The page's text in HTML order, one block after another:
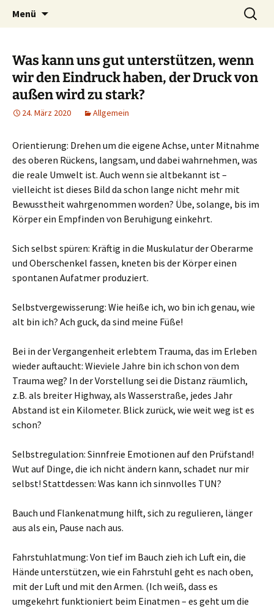
Ulrike Roderwald
Heilpraktische Psychotherapie
Menü
Suche
nach:
Was kann uns gut unterstützen, wenn
wir den Eindruck haben, der Druck von
außen wird zu stark?
24. März 2020 Allgemein
Orientierung: Drehen um die eigene Achse, unter Mitnahme
des oberen Rückens, langsam, und dabei wahrnehmen, was
die reale Umwelt ist. Auch wenn sie altbekannt ist –
vielleicht ist dieses Bild da schon lange nicht mehr mit
Bewusstheit wahrgenommen worden? Übe, solange, bis im
Körper ein Empfinden von Beruhigung einkehrt.
Sich selbst spüren: Kräftig in die Muskulatur der Oberarme
und Oberschenkel fassen, kneten bis der Körper einen
spontanen Aufatmer produziert.
Selbstvergewisserung: Wie heiße ich, wo bin ich genau, wie
alt bin ich? Ach guck, da sind meine Füße!
Bei in der Vergangenheit erlebtem Trauma, das im Erleben
wieder auftaucht: Wieviele Jahre bin ich schon von dem
Trauma weg? In der Vorstellung sei die Distanz räumlich,
z.B. als breiter Highway, als Wasserstraße, jedes Jahr
Abstand ist ein Kilometer. Blick zurück, wie weit weg ist es
schon?
Selbstregulation: Sinnfreie Emotionen auf den Prüfstand!
Wut auf Dinge, die ich nicht ändern kann, schadet nur mir
selbst! Stattdessen: Was kann ich sinnvolles TUN?
Bauch und Flankenatmung hilft, sich zu regulieren, länger
aus als ein, Pause nach aus.
Fahrstuhlatmung: Von tief im Bauch zieh ich Luft ein, die
Hände unterstützen, wie ein Fahrstuhl geht es nach oben,
mit der Luft und mit den Armen. (Ich weiß, dass es
umgekehrt funktioniert beim Einatmen – es geht um die